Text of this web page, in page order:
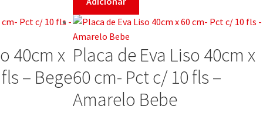
40cm x
– Bege
Placa de Eva Liso 40cm x
60 cm- Pct c/ 10 fls –
Amarelo Bebe